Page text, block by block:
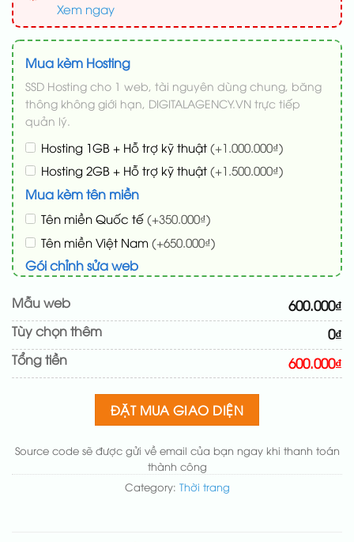
Xem ngay
Mua kèm Hosting
SSD Hosting cho 1 web, tài nguyên dùng chung, băng
thông không giới hạn, DIGITALAGENCY.VN trực tiếp
quản lý.
Hosting 1GB + Hỗ trợ kỹ thuật (+1.000.000₫)
Hosting 2GB + Hỗ trợ kỹ thuật (+1.500.000₫)
Mua kèm tên miền
Tên miền Quốc tế (+350.000₫)
Tên miền Việt Nam (+650.000₫)
Gói chỉnh sửa web
Thay logo + thông tin doanh nghiệp
(+50.000₫)
Đổi màu chủ đạo theo tông của logo
Sửa danh mục và sắp xếp lại đề mục menu cho
chuẩn(+200.000₫)
Thay đổi bố cục trang chủ (đơn giản)
Thêm các nút liên hệ nhanh(+50.000₫)
Mẫu web 600.000₫
Tùy chọn thêm 0₫
Tổng tiền 600.000₫
ĐẶT MUA GIAO DIỆN
Source code sẽ được gửi về email của bạn ngay khi thanh toán
thành công
Category: Thời trang